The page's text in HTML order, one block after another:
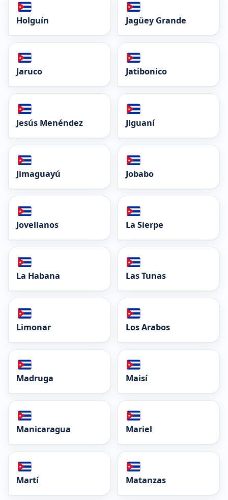
Holguín Jagüey Grande
Jaruco Jatibonico
Jesús Menéndez Jiguaní
Jimaguayú Jobabo
Jovellanos La Sierpe
La Habana Las Tunas
Limonar Los Arabos
Madruga Maisí
Manicaragua Mariel
Martí Matanzas